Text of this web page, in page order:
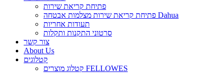
פתיחת קריאת שירות
פתיחת קריאת שירות מצלמות אבטחה Dahua
תעודות אחריות
סרטוני התקנות ותקלות
צור קשר
About Us
קטלוגים
קטלוג מוצרים FELLOWES